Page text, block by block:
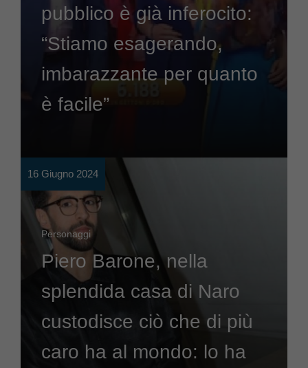
pubblico è già inferocito:
“Stiamo esagerando,
imbarazzante per quanto
è facile”
16 Giugno 2024
Personaggi
Piero Barone, nella
splendida casa di Naro
custodisce ciò che di più
caro ha al mondo: lo ha